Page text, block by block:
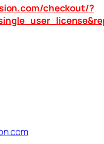
checkout/?